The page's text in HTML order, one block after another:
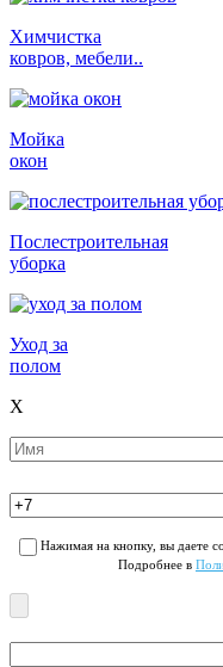
Химчистка
ковров, мебели..
Мойка
окон
Послестроительная
уборка
Уход за
полом
X
Нажимая на кнопку, вы даете
Подробнее в